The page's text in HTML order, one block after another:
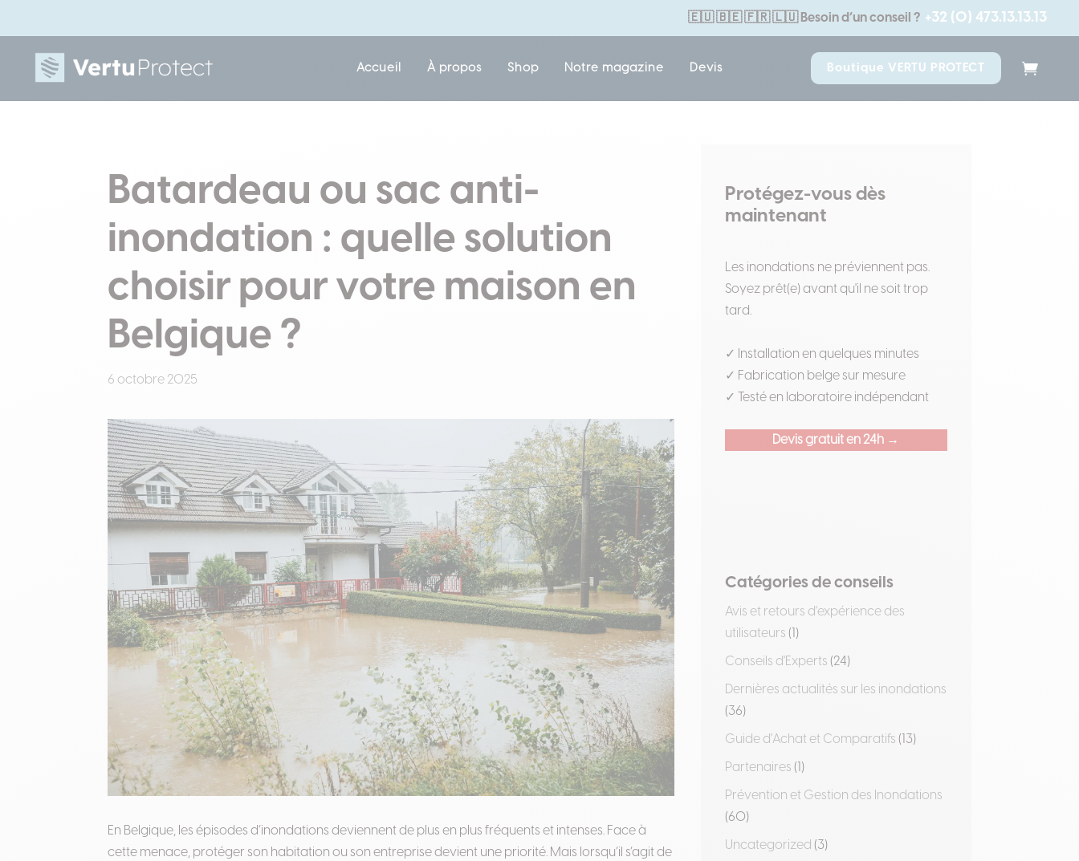
🇪🇺🇧🇪 🇫🇷 🇱🇺 Besoin d’un conseil ? +32 (0) 473.13.13.13
Accueil À propos Shop Notre magazine Devis Boutique VERTU PROTECT
Batardeau ou sac anti-
inondation : quelle solution
choisir pour votre maison en
Belgique ?
6 octobre 2025
En Belgique, les épisodes d’inondations deviennent de plus en plus fréquents et intenses. Face à
cette menace, protéger son habitation ou son entreprise devient une priorité. Mais lorsqu’il s’agit de
Protégez-vous dès
maintenant
Les inondations ne préviennent pas.
Soyez prêt(e) avant qu'il ne soit trop
tard.
✓ Installation en quelques minutes
✓ Fabrication belge sur mesure
✓ Testé en laboratoire indépendant
Devis gratuit en 24h →
Catégories de conseils
Avis et retours d'expérience des
utilisateurs (1)
Conseils d'Experts (24)
Dernières actualités sur les inondations
(36)
Guide d'Achat et Comparatifs (13)
Partenaires (1)
Prévention et Gestion des Inondations
(60)
Uncategorized (3)